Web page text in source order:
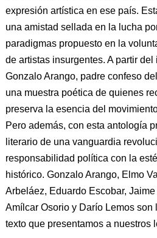
expresión artística en ese país.
una amistad sellada en la lucha
paradigmas propuesto en la
de artistas insurgentes. A partir
Gonzalo Arango, padre confeso
una muestra poética de quienes
preserva la esencia del
Pero además, con esta antología
literario de una vanguardia
responsabilidad política con la
histórico. Gonzalo Arango, Elmo
Arbeláez, Eduardo Escobar,
Amílcar Osorio y Darío Lemos son
texto que presentamos a nuestros